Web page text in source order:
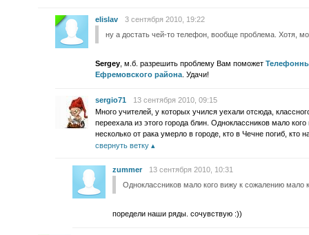
elislav
3 сентября 2010, 19:22
ну а достать чей-то телефон, вообще проблема. Хотя,
Sergey , м.б. разрешить проблему Вам поможет
Ефремовского района . Удачи!
sergio71
13 сентября 2010, 09:15
Много учителей, у которых учился уехали отсюда,
переехала из этого города блин. Одноклассников мало
несколько от рака умерло в городе, кто в Чечне погиб, кто
свернуть ветку
zummer
13 сентября 2010, 10:31
Одноклассников мало кого вижу к сожалению мало
поредели наши ряды. сочувствую :))